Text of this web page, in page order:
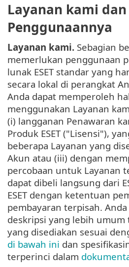
Layanan kami dan
Penggunaannya
Layanan kami. Sebagian
memerlukan penggunaan
lunak ESET standar yang
secara lokal di perangkat
Anda dapat memperoleh
menggunakan Layanan
(i) langganan Penawaran
Produk ESET ("Lisensi"),
beberapa Layanan yang
Akun atau (iii) dengan
percobaan untuk Layanan
dapat dibeli langsung dari
ESET dengan ketentuan
pembayaran terpisah.
deskripsi yang lebih umum
yang disediakan sesuai
di bawah ini dan
terperinci dalam